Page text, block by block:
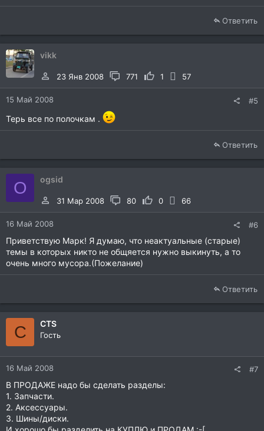
Ответить
vikk
23 Янв 2008 771 1 57
15 Май 2008 #5
Терь все по полочкам .
Ответить
O ogsid
31 Мар 2008 80 0 66
16 Май 2008 #6
Приветствую Марк! Я думаю, что неактуальные (старые)
темы в которых никто не общяется нужно выкинуть, а то
очень много мусора.(Пожелание)
Ответить
C CTS
Гость
16 Май 2008 #7
В ПРОДАЖЕ надо бы сделать разделы:
1. Запчасти.
2. Аксессуары.
3. Шины/диски.